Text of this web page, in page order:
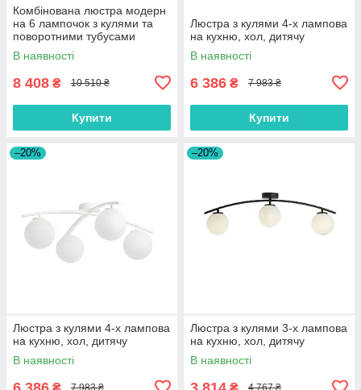
Комбінована люстра модерн
на 6 лампочок з кулями та
поворотними тубусами
В наявності
8 408 ₴ 10 510 ₴
Купити
Люстра з кулями 4-х лампова
на кухню, хол, дитячу
В наявності
6 386 ₴ 7 983 ₴
Купити
–20%
Люстра з кулями 4-х лампова
на кухню, хол, дитячу
В наявності
–20%
Люстра з кулями 3-х лампова
на кухню, хол, дитячу
В наявності